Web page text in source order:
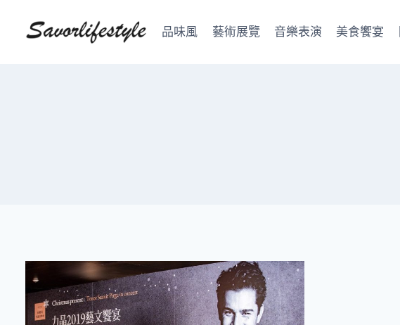
品味風 藝術展覽 音樂表演 美食饗宴